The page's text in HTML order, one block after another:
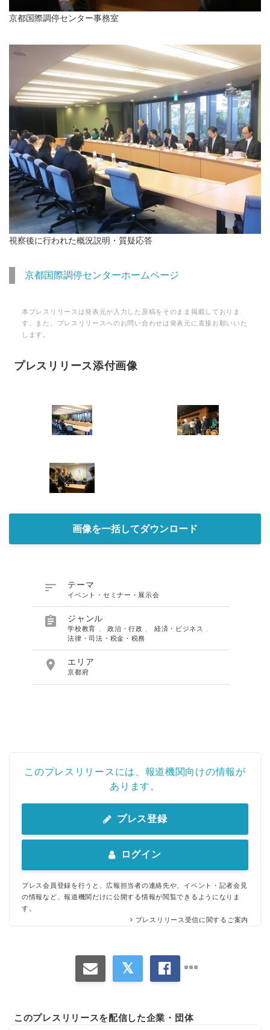
京都国際調停センター事務室
視察後に行われた概況説明・質疑応答
京都国際調停センターホームページ
本プレスリリースは発表元が入力した原稿をそのまま掲載しておりま
す。また、プレスリリースへのお問い合わせは発表元に直接お願いいた
します。
プレスリリース添付画像
画像を一括してダウンロード
 テーマ
イベント・セミナー・展示会
 ジャンル
学校教育 、政治・行政 経済・ビジネス
法律・司法・税金・税務
 エリア
京都府
このプレスリリースには、報道機関向けの情報が
あります。
プレス登録
ログイン
プレス会員登録を行うと、広報担当者の連絡先や、イベント・記者会見
の情報など、報道機関だけに公開する情報が閲覧できるようになりま
す。
プレスリリース受信に関するご案内
このプレスリリースを配信した企業・団体